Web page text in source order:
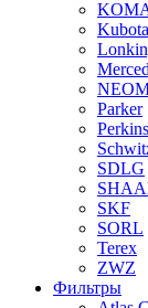
Kubota
Parker
Perkins
SDLG
SKF
SORL
Terex
ZWZ
Фильтры